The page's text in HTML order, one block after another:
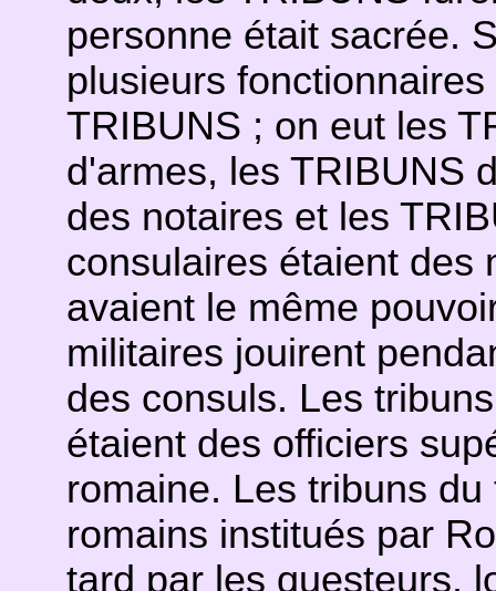
personne était sacrée.
plusieurs
TRIBUNS ; on eut les
d'armes, les TRIBUNS
des notaires et les
consulaires étaient des
avaient le même
militaires jouirent
des consuls. Les
étaient des officiers
romaine. Les tribuns
romains institués par
tard par les questeurs,